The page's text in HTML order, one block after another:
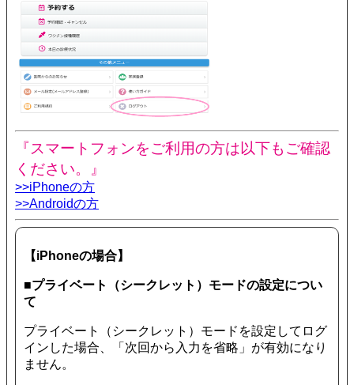
『スマートフォンをご利用の方は以下もご確認
ください。』
>>iPhoneの方
>>Androidの方
【iPhoneの場合】
■プライベート（シークレット）モードの設定につい
て
プライベート（シークレット）モードを設定してログ
インした場合、「次回から入力を省略」が有効になり
ません。